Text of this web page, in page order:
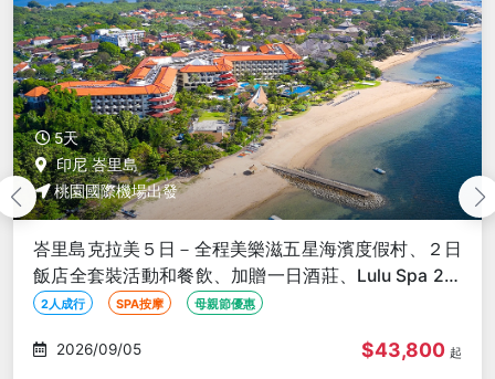
5天
美國
桃園國際機場出發
大方送美金$36！關島輕鬆５日－機場來回接送、市區
觀光、任選度假酒店４晚住宿含早、機場稅【促銷Ｇ艙
含機場稅、２人成行】
2人成行 蜜月旅行 線上旅展
2026/09/05 $34,800 起